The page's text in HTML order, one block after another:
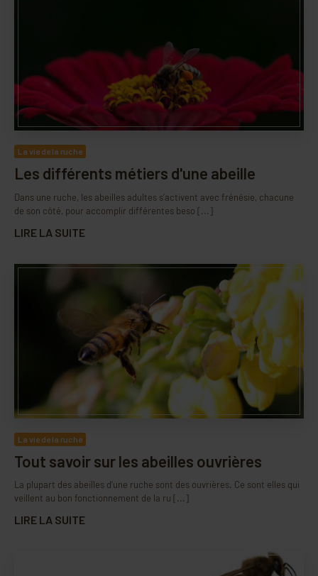
La vie de la ruche
Les différents métiers d'une abeille
Dans une ruche, les abeilles adultes s’activent avec frénésie, chacune
de son côté, pour accomplir différentes beso [...]
LIRE LA SUITE
La vie de la ruche
Tout savoir sur les abeilles ouvrières
La plupart des abeilles d’une ruche sont des ouvrières. Ce sont elles qui
veillent au bon fonctionnement de la ru [...]
LIRE LA SUITE